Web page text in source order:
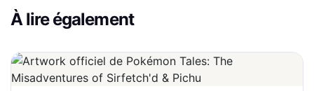
À lire également